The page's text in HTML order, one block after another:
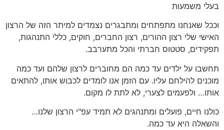
בעלי משמעות
וככל שאנחנו מתפתחים ומתבגרים נצמדים למיתר הזה של הרצון
האישי שלי רצון ההורים, רצון החברים, חוקים, כללי התנהגות,
תפקידים, סטטוס חברתי והכל מתערבב.
תחשבו על ילדים עד כמה הם מחוברים לרצון שלהם ועד כמה
מוכנים להילחם עליו. עם הזמן אנו לומדים לכבוש אותו, להתאים
אותו… ולפעמים לצערי, לא לתת לו מקום.
כולנו חיים, פועלים ומתנהגים לא תמיד עפ"י הרצון שלנו…
והשאלה היא עד כמה.